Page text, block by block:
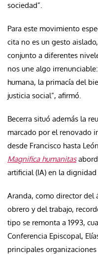
sociedad”.
Para este movimiento
cita no es un gesto
conjunto a diferentes
nos une algo
humana, la primacía del
justicia social”, afirmó.
Becerra situó además la
marcado por el renovado
desde Francisco hasta
Magnifica humanitas
artificial (IA) en la
Aranda, como director del
obrero y del trabajo,
tipo se remonta a 1993,
Conferencia Episcopal,
principales